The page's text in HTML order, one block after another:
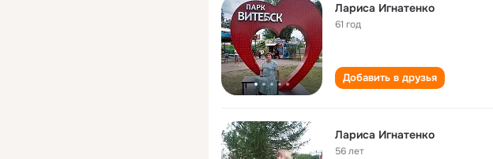
Лариса Игнатенко
61 год
Добавить в друзья
Лариса Игнатенко
56 лет